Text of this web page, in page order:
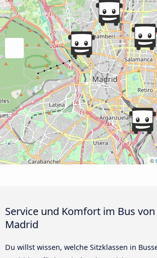
©
Service und Komfort im Bus
Madrid
Du willst wissen, welche Sitzklassen in